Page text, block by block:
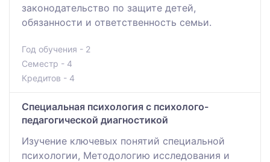
законодательство по защите детей,
обязанности и ответственность семьи.
Год обучения - 2
Семестр - 4
Кредитов - 4
Специальная психология с психолого-
педагогической диагностикой
Изучение ключевых понятий специальной
психологии, Методологию исследования и